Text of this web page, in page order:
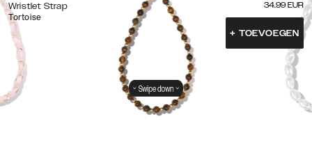
Wristlet Strap
Tortoise
34.99 EUR
+ TOEVOEGEN
Swipe down